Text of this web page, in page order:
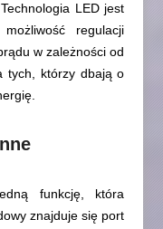
LED jest
regulacji
w zależności od
tych, którzy dbają o
funkcję, która
znajduje się port